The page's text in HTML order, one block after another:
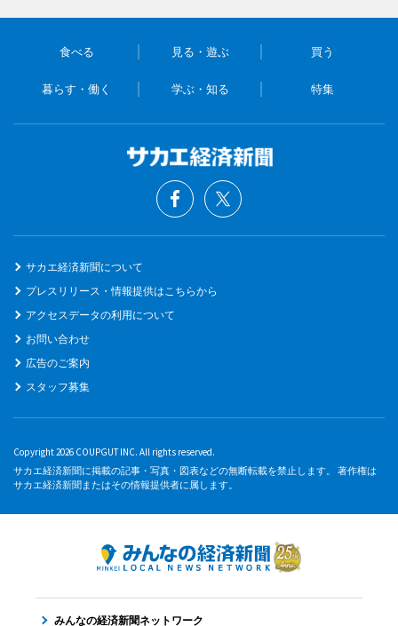
食べる 見る・遊ぶ 買う
暮らす・働く 学ぶ・知る 特集
サカエ経済新聞について
プレスリリース・情報提供はこちらから
アクセスデータの利用について
お問い合わせ
広告のご案内
スタッフ募集
Copyright 2026 COUPGUT INC. All rights reserved.
サカエ経済新聞に掲載の記事・写真・図表などの無断転載を禁止します。 著作権は
サカエ経済新聞またはその情報提供者に属します。
みんなの経済新聞ネットワーク